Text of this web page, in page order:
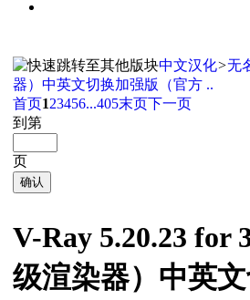
中文汉化>无
器）中英文切换加强版（官方 ..
首页123456...405末页下一页
到第
页
确认
V-Ray 5.20.23 for
级渲染器）中英